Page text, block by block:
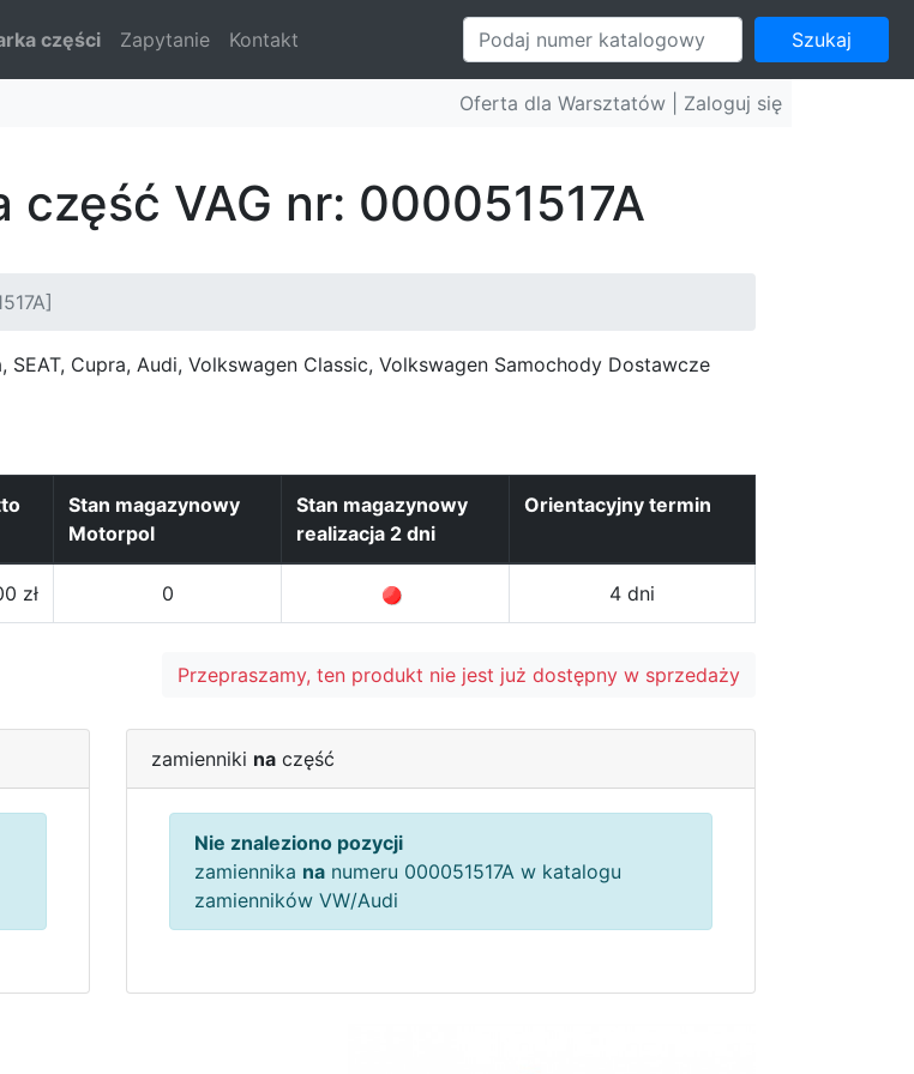
części Zapytanie Kontakt Szukaj
Oferta dla Warsztatów | Zaloguj się
VAG nr: 000051517A
SEAT, Cupra, Audi, Volkswagen Classic, Volkswagen Samochody Dostawcze
Stan magazynowy
Motorpol
Stan magazynowy
realizacja 2 dni
Orientacyjny termin
zł 0 4 dni
Przepraszamy, ten produkt nie jest już dostępny w sprzedaży
zamienniki na część
Nie znaleziono pozycji
zamiennika na numeru 000051517A w katalogu
zamienników VW/Audi